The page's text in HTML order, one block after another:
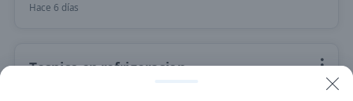
Hace 6 días
Tecnico en refrigeracion